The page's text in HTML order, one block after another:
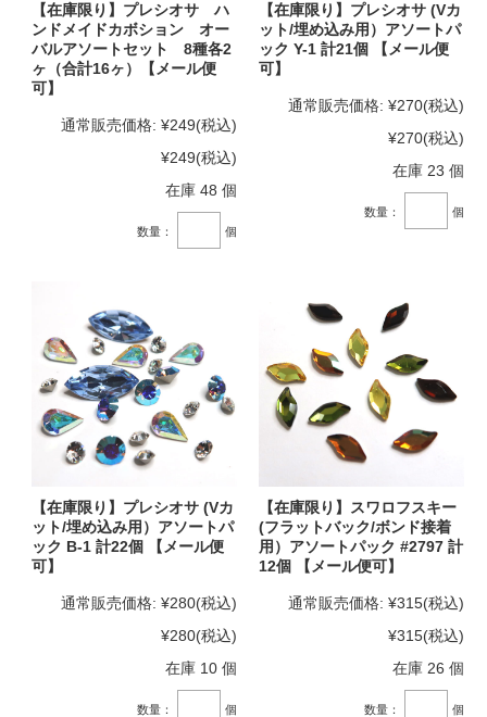
【在庫限り】プレシオサ ハ
ンドメイドカボション オー
バルアソートセット 8種各2
ヶ（合計16ヶ）【メール便
可】
通常販売価格: ¥249(税込)
¥249(税込)
在庫 48 個
数量： 個
【在庫限り】プレシオサ (Vカ
ット/埋め込み用）アソートパ
ック Y-1 計21個 【メール便
可】
通常販売価格: ¥270(税込)
¥270(税込)
在庫 23 個
数量： 個
【在庫限り】プレシオサ (Vカ
ット/埋め込み用）アソートパ
ック B-1 計22個 【メール便
可】
通常販売価格: ¥280(税込)
¥280(税込)
在庫 10 個
数量： 個
【在庫限り】スワロフスキー
(フラットバック/ボンド接着
用）アソートパック #2797 計
12個 【メール便可】
通常販売価格: ¥315(税込)
¥315(税込)
在庫 26 個
数量： 個